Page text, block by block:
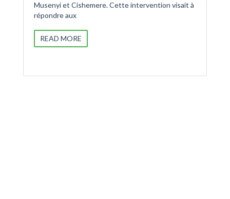
Musenyi et Cishemere. Cette intervention visait à
répondre aux
READ MORE